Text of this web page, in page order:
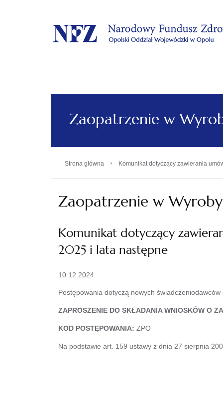
.
Zaopatrzenie w
Strona główna › Komunikat dotyczący zawierania
Zaopatrzenie w
Komunikat dotyczący
2025 i lata następne
10.12.2024
Postępowania dotyczą nowych
ZAPROSZENIE DO SKŁADANIA WNIOSKÓW O
KOD POSTĘPOWANIA: ZPO
Na podstawie art. 159 ustawy z dnia 27 sierpnia